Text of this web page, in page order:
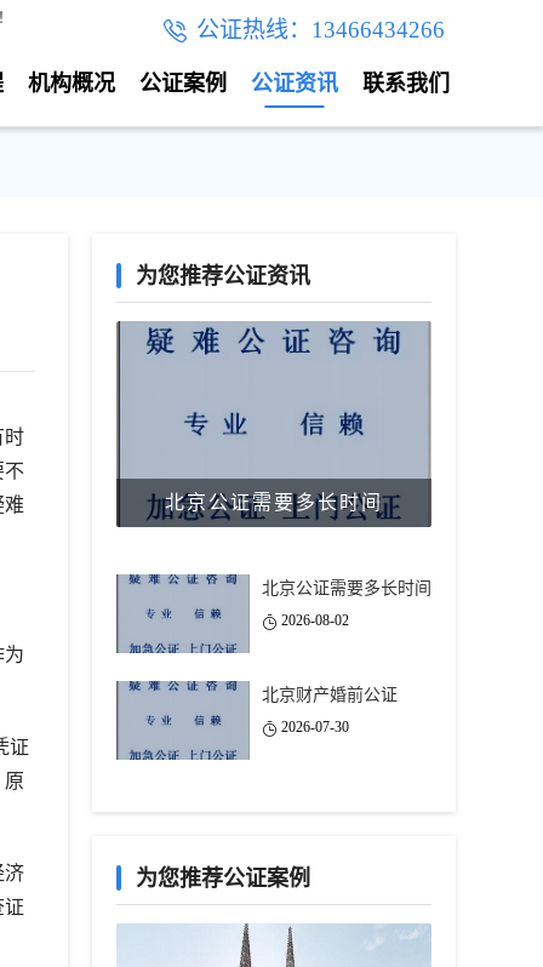
公证热线：13466434266
联系我们
公证资讯
公证案例
机构概况
时
不
难
证
原
济
证
为您推荐公证资讯
北京公证需要多长时间
北京公证需要多长时间
2026-08-02
北京财产婚前公证
2026-07-30
为您推荐公证案例